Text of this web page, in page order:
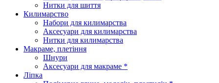
Нитки для шиття
Килимарство
Набори для килимарства
Аксесуари для килимарства
Нитки для килимарства
Макраме, плетіння
Шнури
Аксесуари для макраме *
Ліпка